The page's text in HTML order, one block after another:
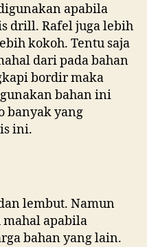
apabila
drill. Rafel juga lebih
kokoh. Tentu saja
dari pada bahan
bordir maka
bahan ini
banyak yang
ini.
lembut. Namun
apabila
bahan yang lain.